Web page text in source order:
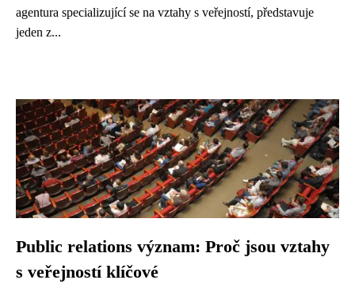
agentura specializující se na vztahy s veřejností, představuje
jeden z...
Public relations význam: Proč jsou vztahy
s veřejností klíčové